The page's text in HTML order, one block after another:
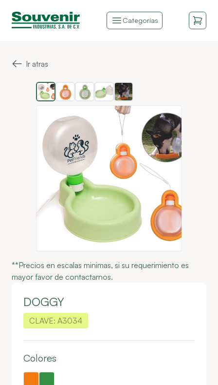
Categorías
← Ir atras
**Precios en escalas minimas, si su requerimiento es
mayor favor de contactarnos.
DOGGY
CLAVE: A3034
Colores